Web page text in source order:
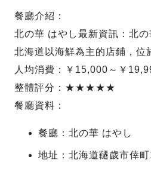
餐廳介紹：
北の華 はやし最新資訊：北
北海道以海鮮為主的店鋪，位
人均消費：￥15,000～￥
整體評分：★★★★★
餐廳資料：
餐廳：北の華 はやし
地址：北海道韆歲市倖